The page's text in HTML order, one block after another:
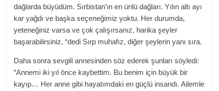
dağlarda büyüdüm. Sırbistan’ın en ünlü dağları. Yılın altı ayı
kar yağdı ve başka seçeneğimiz yoktu. Her durumda,
yeteneğiniz varsa ve çok çalışırsanız, harika şeyler
başarabilirsiniz, “dedi Sırp muhafız, diğer şeylerin yanı sıra.
Daha sonra sevgili annesinden söz ederek şunları söyledi:
“Annemi iki yıl önce kaybettim. Bu benim için büyük bir
kayıp… Her anne gibi hayatımdaki en güçlü insandı. Ailemle